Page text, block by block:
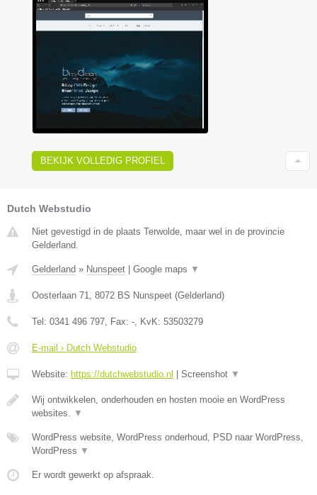
BEKIJK VOLLEDIG PROFIEL
Dutch Webstudio
Niet gevestigd in de plaats Terwolde, maar wel in de provincie
Gelderland.
Gelderland » Nunspeet Google maps ▼
Oosterlaan 71, 8072 BS Nunspeet (Gelderland)
Tel: 0341 496 797, Fax: -, KvK: 53503279
E-mail › Dutch Webstudio
Website: https://dutchwebstudio.nl Screenshot ▼
Wij ontwikkelen, onderhouden en hosten mooie en WordPress
websites. ▼
WordPress website, WordPress onderhoud, PSD naar WordPress,
WordPress ▼
Er wordt gewerkt op afspraak.